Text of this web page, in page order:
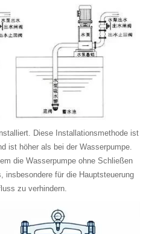
Diese Installationsmethode ist
ist höher als bei der Wasserpumpe.
die Wasserpumpe ohne Schließen
insbesondere für die Hauptsteuerung
zu verhindern.